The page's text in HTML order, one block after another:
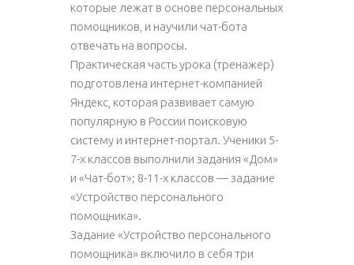
которые лежат в основе персональных
помощников, и научили чат-бота
отвечать на вопросы.
Практическая часть урока (тренажер)
подготовлена интернет-компанией
Яндекс, которая развивает самую
популярную в России поисковую
систему и интернет-портал. Ученики 5-
7-х классов выполнили задания «Дом»
и «Чат-бот»; 8-11-х классов — задание
«Устройство персонального
помощника».
Задание «Устройство персонального
помощника» включило в себя три